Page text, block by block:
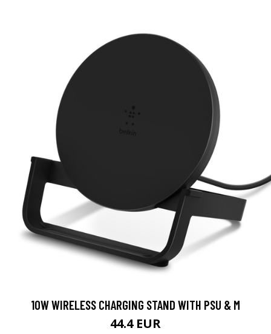
10W WIRELESS CHARGING STAND WITH PSU & M
44.4 EUR